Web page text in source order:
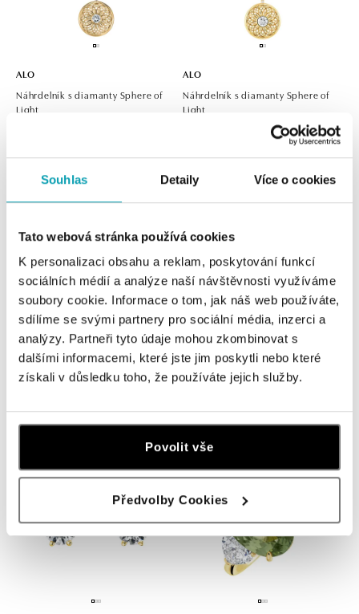
Souhlas Detaily Více o cookies
Tato webová stránka používá cookies
K personalizaci obsahu a reklam, poskytování funkcí
sociálních médií a analýze naší návštěvnosti využíváme
soubory cookie. Informace o tom, jak náš web používáte,
sdílíme se svými partnery pro sociální média, inzerci a
analýzy. Partneři tyto údaje mohou zkombinovat s
dalšími informacemi, které jste jim poskytli nebo které
získali v důsledku toho, že používáte jejich služby.
Povolit vše
Předvolby Cookies
ALO
Náhrdelník s diamanty Sphere of
Light
ALO
Náhrdelník s diamanty Sphere of
Light
ALO
Prsten s diamanty Royal Ranger
ALO
Náušnice s diamanty Essential
Glow
od 577 828 Kč